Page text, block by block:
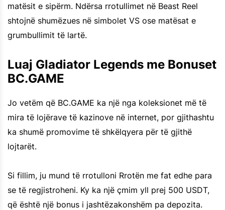
matësit e sipërm. Ndërsa rrotullimet në Beast Reel
shtojnë shumëzues në simbolet VS ose matësat e
grumbullimit të lartë.
Luaj Gladiator Legends me Bonuset
BC.GAME
Jo vetëm që BC.GAME ka një nga koleksionet më të
mira të lojërave të kazinove në internet, por gjithashtu
ka shumë promovime të shkëlqyera për të gjithë
lojtarët.
Si fillim, ju mund të rrotulloni Rrotën me fat edhe para
se të regjistroheni. Ky ka një çmim yll prej 500 USDT,
që është një bonus i jashtëzakonshëm pa depozita.